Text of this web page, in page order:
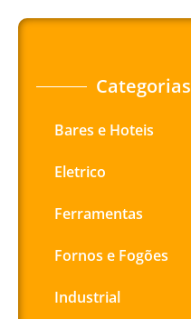
Categorias
Bares e Hoteis
Eletrico
Ferramentas
Fornos e Fogões
Industrial